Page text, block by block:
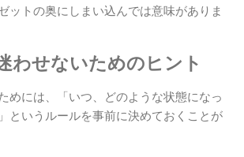
ットの奥にしまい込んでは意味がありま
わせないためのヒント
めには、「いつ、どのような状態になっ
というルールを事前に決めておくことが